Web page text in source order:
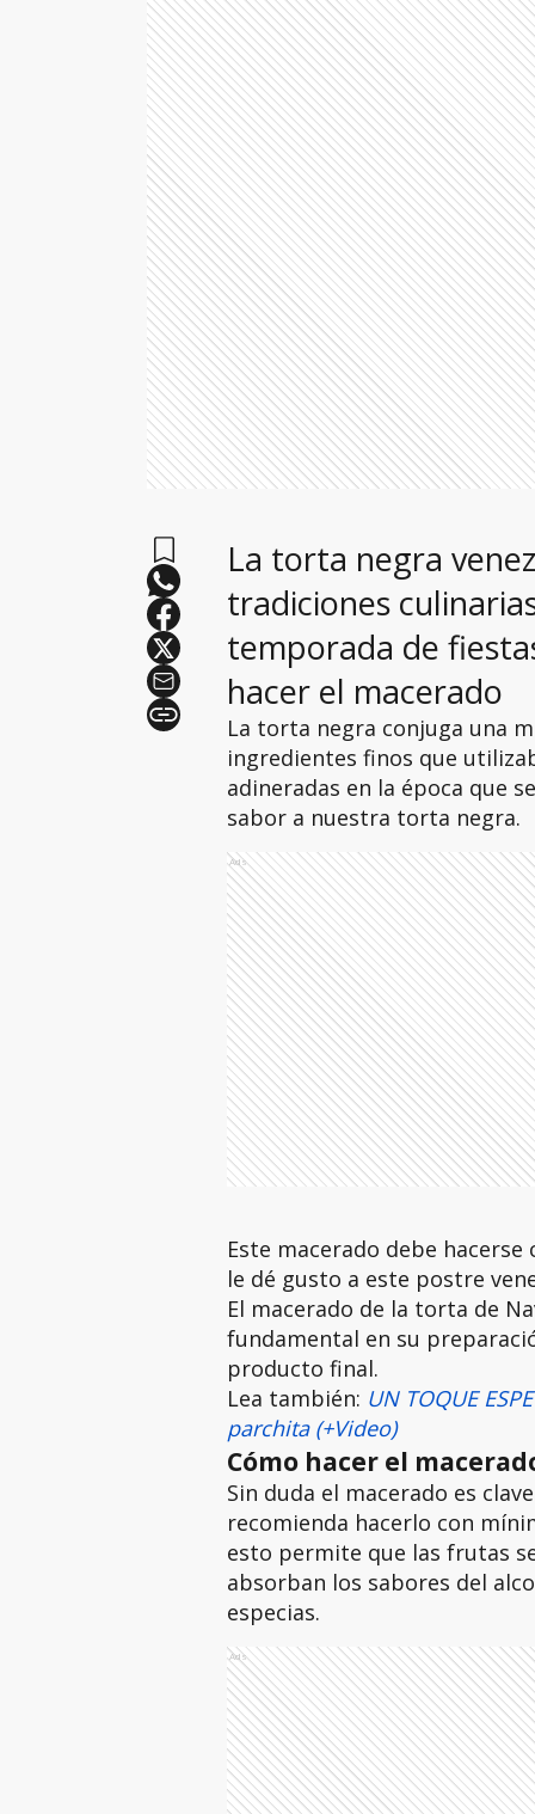
La torta negra
tradiciones
temporada de
hacer el macerado
La torta negra conjuga una
ingredientes finos que
adineradas en la época que
sabor a nuestra torta negra.
Ads
Este macerado debe
le dé gusto a este postre
El macerado de la torta de
fundamental en su
producto final.
Lea también: UN TOQUE
parchita (+Video)
Cómo hacer el
Sin duda el macerado es
recomienda hacerlo con
esto permite que las frutas
absorban los sabores del
especias.
Ads